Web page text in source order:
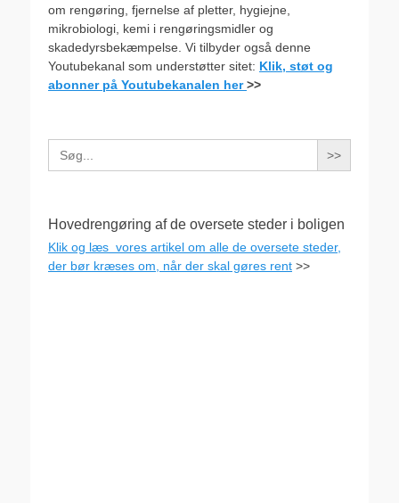
om rengøring, fjernelse af pletter, hygiejne,
mikrobiologi, kemi i rengøringsmidler og
skadedyrsbekæmpelse. Vi tilbyder også denne
Youtubekanal som understøtter sitet: Klik, støt og
abonner på Youtubekanalen her>>
Search
for:
Hovedrengøring af de oversete steder i boligen
Klik og læs vores artikel om alle de oversete steder,
der bør kræses om, når der skal gøres rent >>